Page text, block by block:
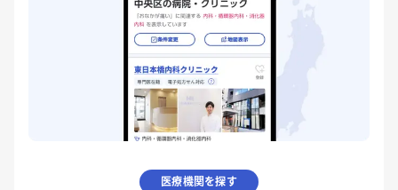
医療機関を探す